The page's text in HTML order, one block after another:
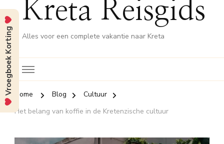
Kreta Reisgids
Alles voor een complete vakantie naar Kreta
Home Blog
Cultuur
Het belang van koffie in de Kretenzische cultuur
Vroegboek Korting